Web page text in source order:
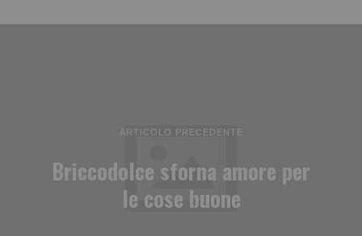
ARTICOLO PRECEDENTE
Briccodolce sforna amore per
le cose buone